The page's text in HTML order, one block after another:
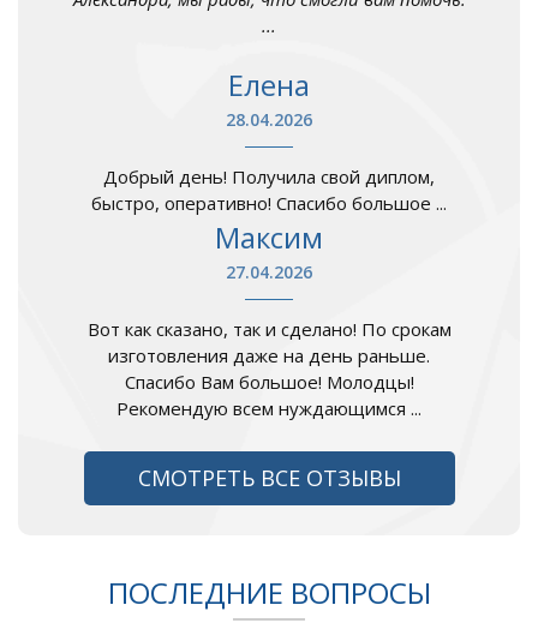
...
Елена
28.04.2026
Добрый день! Получила свой диплом,
быстро, оперативно! Спасибо большое ...
Максим
27.04.2026
Вот как сказано, так и сделано! По срокам
изготовления даже на день раньше.
Спасибо Вам большое! Молодцы!
Рекомендую всем нуждающимся ...
СМОТРЕТЬ ВСЕ ОТЗЫВЫ
ПОСЛЕДНИЕ ВОПРОСЫ